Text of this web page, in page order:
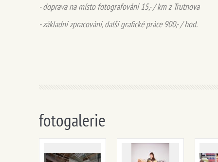
- doprava na místo fotografování 15,- / km z Trutnova
- základní zpracování, další grafické práce900,- / hod.
fotogalerie